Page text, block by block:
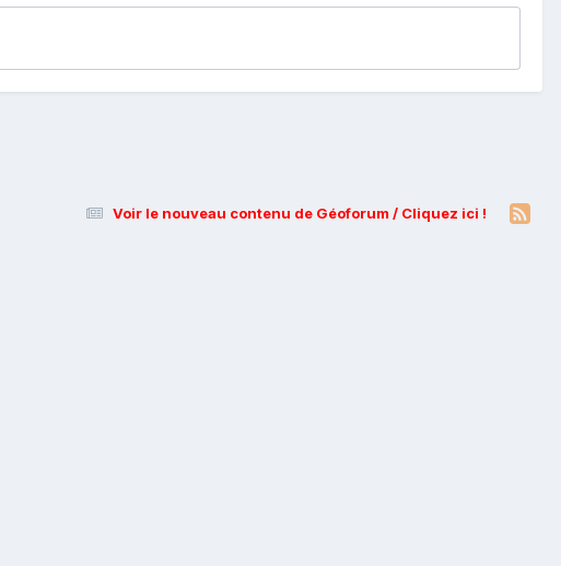
Voir le nouveau contenu de Géoforum / Cliquez ici !